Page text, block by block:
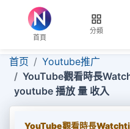
首頁
分類
首页
Youtube推广
YouTube觀看時長
youtube 播放 量 收入
YouTube觀看時長